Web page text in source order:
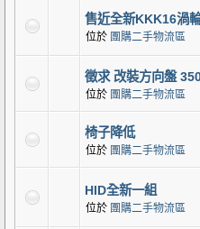
售近全新KKK16渦
位於 團購二手物流區
徵求 改裝方向盤
位於 團購二手物流區
椅子降低
位於 團購二手物流區
HID全新一組
位於 團購二手物流區